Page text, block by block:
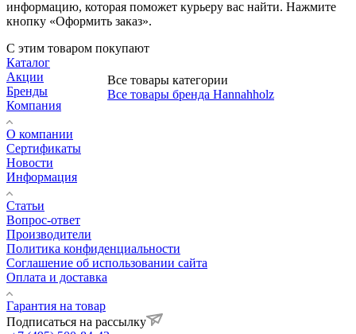
информацию, которая поможет курьеру вас найти. Нажмите
кнопку «Оформить заказ».
С этим товаром покупают
Все товары категории
Все товары бренда Hannahholz
Каталог
Акции
Бренды
Компания
О компании
Сертификаты
Новости
Информация
Статьи
Вопрос-ответ
Производители
Политика конфиденциальности
Соглашение об использовании сайта
Оплата и доставка
Гарантия на товар
Подписаться на рассылку